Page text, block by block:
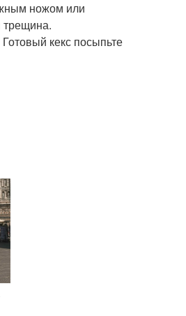
ножом или
трещина.
кекс посыпьте